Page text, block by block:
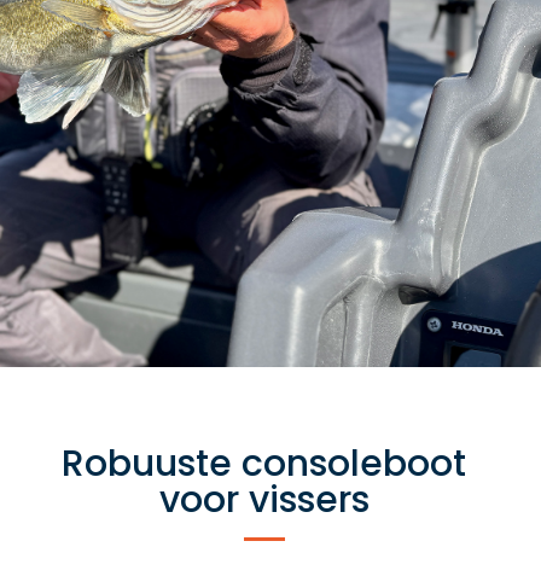
Robuuste consoleboot
voor vissers